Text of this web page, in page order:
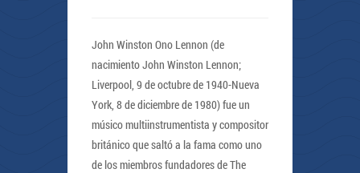
John Winston Ono Lennon (de
nacimiento John Winston Lennon;
Liverpool, 9 de octubre de 1940-Nueva
York, 8 de diciembre de 1980) fue un
músico multiinstrumentista y compositor
británico que saltó a la fama como uno
de los miembros fundadores de The